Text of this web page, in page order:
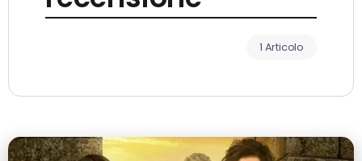
1 Articolo